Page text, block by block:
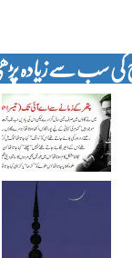
سب سے زیادہ